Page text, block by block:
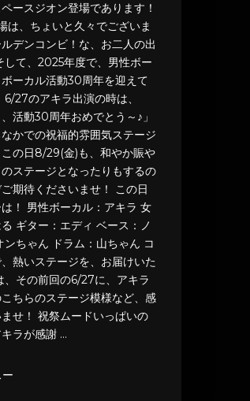
ースジオン登場であります！
は、ちょいと久々でございま
デンコンビ！な、お二人の出
して、2025年度で、男性ボー
ーカル活動30周年を迎えて
27のアキラ出演の時は、
活動30周年おめでとう～♪」
かでの祝福的雰囲気ステージ
の日8/29(金)も、和やか賑や
ステージとなったりもするの
期待くださいませ！ この日
！ 男性ボーカル：アキラ 女
ギター：エディ ベース：ノ
ンちゃん ドラム：山ちゃん コ
熱いステージを、お届けいた
、その前回の6/27に、アキラ
ちらのステージ模様など、感
せ！ 祝祭ムードいっぱいの
ラが感謝 …